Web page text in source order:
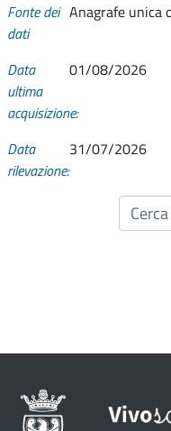
Fonte dei
dati
Anagrafe unica
Data
ultima
acquisizione:
01/08/2026
Data
rilevazione:
31/07/2026